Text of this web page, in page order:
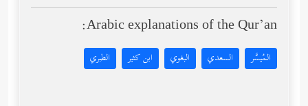
Arabic explanations of the Qur’an:
المُيسَّر السعدي البغوي ابن كثير الطبري